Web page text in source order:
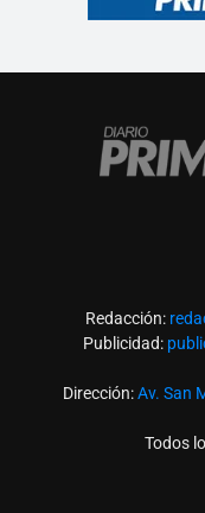
Redacción:
Publicidad:
Dirección:Av. San
Todos